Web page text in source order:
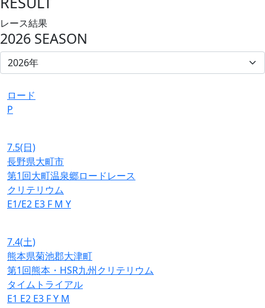
レース結果
2026 SEASON
ロード
P
7.5(日)
長野県大町市
第1回大町温泉郷ロードレース
クリテリウム
E1/E2 E3 F M Y
7.4(土)
熊本県菊池郡大津町
第1回熊本・HSR九州クリテリウム
タイムトライアル
E1 E2 E3 FY M